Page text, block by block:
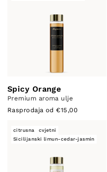
Spicy Orange
Premium aroma ulje
Rasprodaja od €15,00
citrusna
cvjetni
Sicilijanski limun-cedar-jasmin